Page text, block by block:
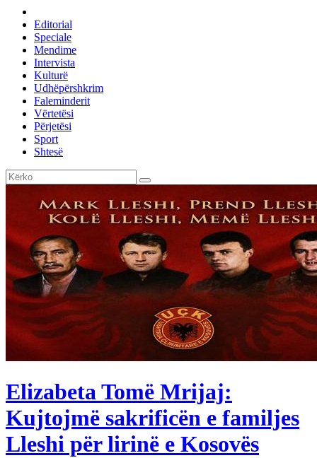
Editorial
Speciale
Mendime
Intervista
Kulturë
Udhëpërshkrim
Faleminderit
Vërtetësi
Përjetësi
Sport
Shtesë
Elizabeta Tomë Mrijaj:
Kujtojmë sakrificën e familjes
Lleshi për lirinë e Kosovës